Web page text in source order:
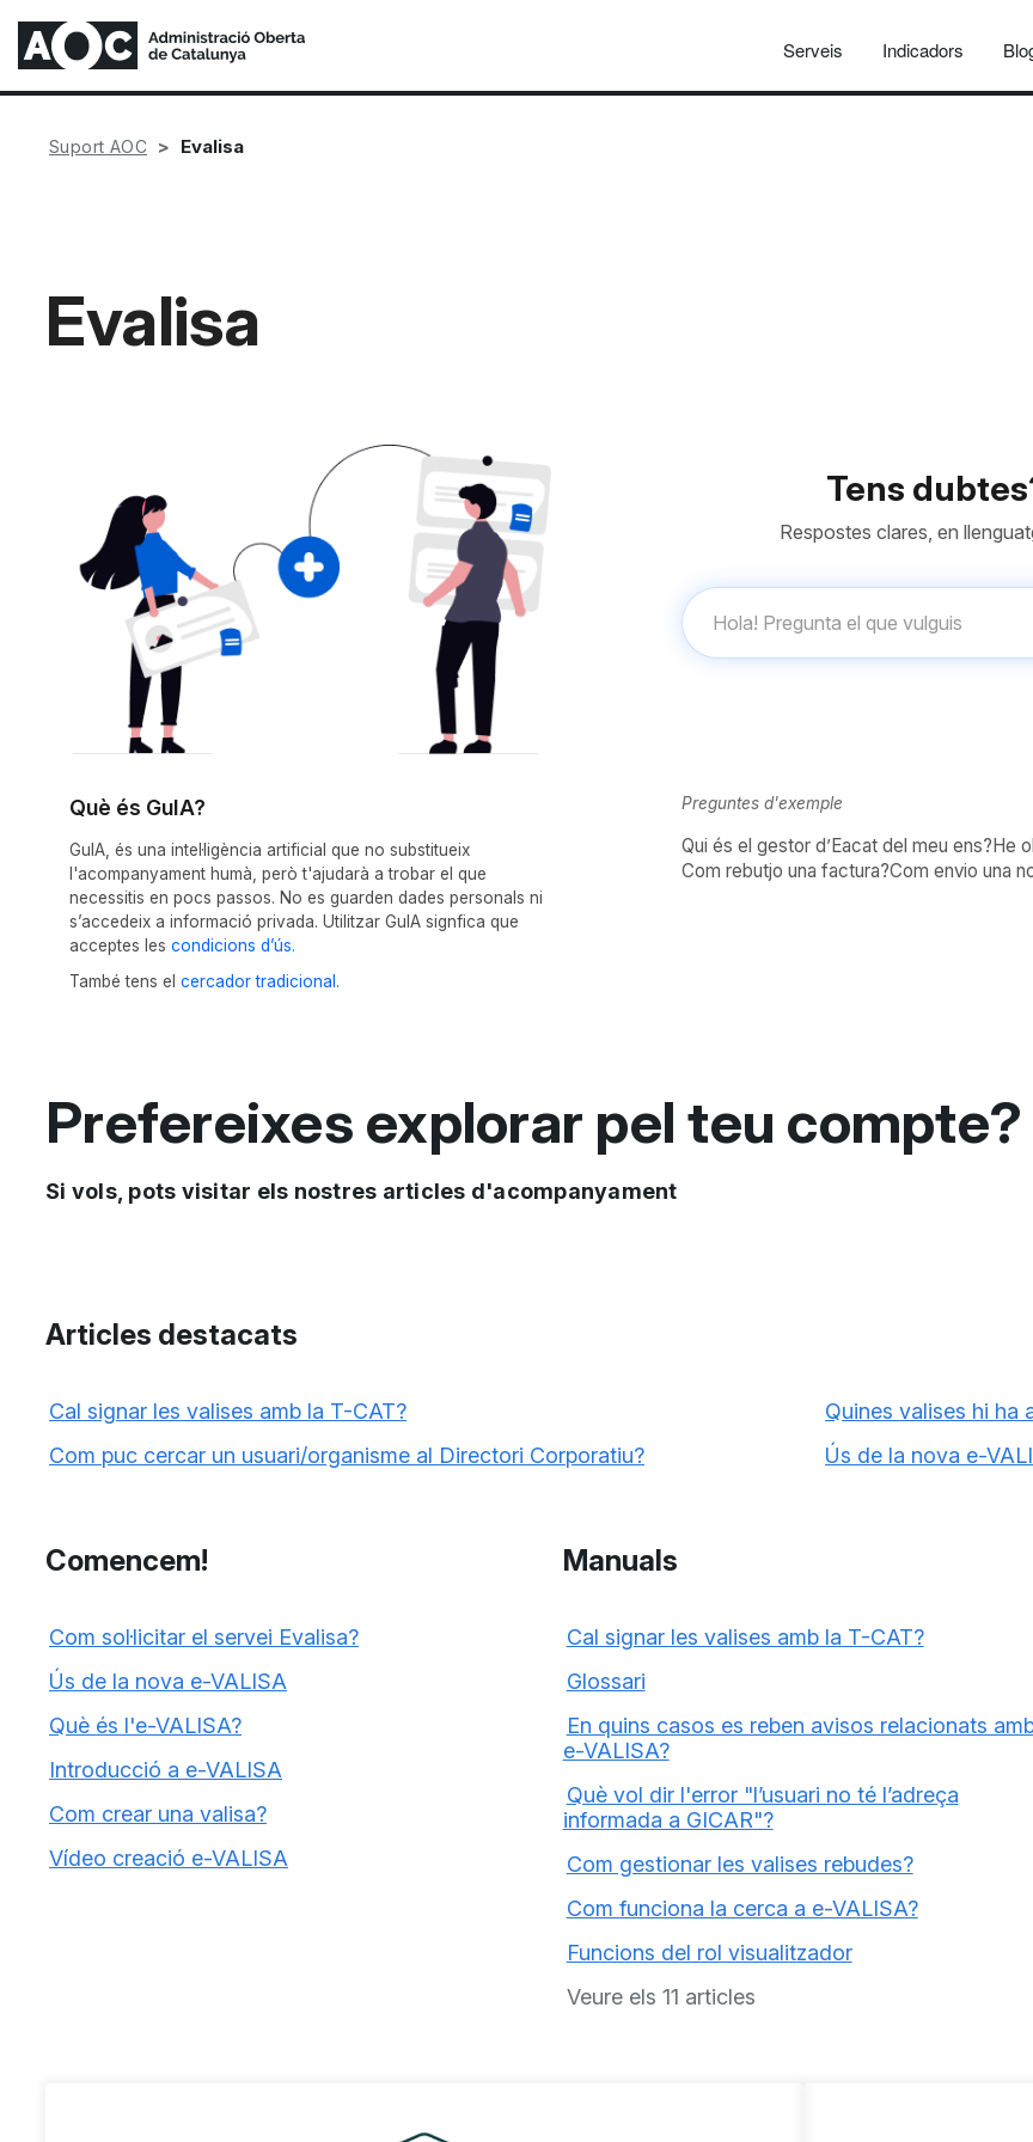
Serveis Indicadors
Suport AOC Evalisa
Evalisa
Tens
Respostes clares, en
Què és GuIA?
GuIA, és una intel·ligència artificial que no substitueix
l'acompanyament humà, però t'ajudarà a trobar el que
necessitis en pocs passos. No es guarden dades personals ni
s’accedeix a informació privada. Utilitzar GuIA signfica que
acceptes les condicions d’ús.
També tens el cercador tradicional.
Preguntes d'exemple
Qui és el gestor d’Eacat del meu ens?He
Com rebutjo una factura?Com envio una
Prefereixes explorar pel teu compte?
Si vols, pots visitar els nostres articles d'acompanyament
Articles destacats
Cal signar les valises amb la T-CAT?
Com puc cercar un usuari/organisme al Directori Corporatiu?
Quines valises hi ha
Ús de la nova e-
Comencem!
Com sol·licitar el servei Evalisa?
Ús de la nova e-VALISA
Què és l'e-VALISA?
Introducció a e-VALISA
Com crear una valisa?
Vídeo creació e-VALISA
Manuals
Cal signar les valises amb la T-CAT?
Glossari
En quins casos es reben avisos relacionats
e-VALISA?
Què vol dir l'error "l’usuari no té l’adreça
informada a GICAR"?
Com gestionar les valises rebudes?
Com funciona la cerca a e-VALISA?
Funcions del rol visualitzador
Veure els 11 articles